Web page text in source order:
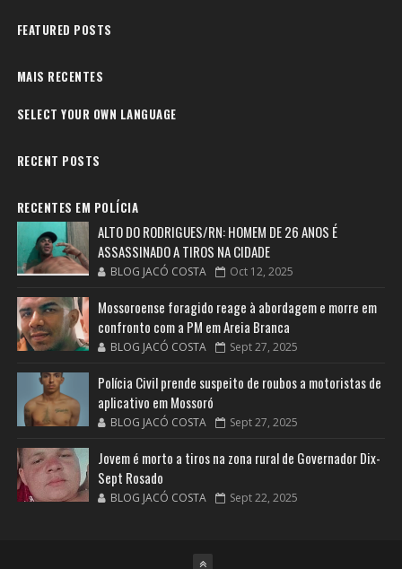
FEATURED POSTS
MAIS RECENTES
SELECT YOUR OWN LANGUAGE
RECENT POSTS
RECENTES EM POLÍCIA
ALTO DO RODRIGUES/RN: HOMEM DE 26 ANOS É
ASSASSINADO A TIROS NA CIDADE
BLOG JACÓ COSTA Oct 12, 2025
Mossoroense foragido reage à abordagem e morre em
confronto com a PM em Areia Branca
BLOG JACÓ COSTA Sept 27, 2025
Polícia Civil prende suspeito de roubos a motoristas de
aplicativo em Mossoró
BLOG JACÓ COSTA Sept 27, 2025
Jovem é morto a tiros na zona rural de Governador Dix-
Sept Rosado
BLOG JACÓ COSTA Sept 22, 2025